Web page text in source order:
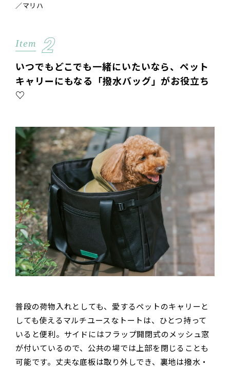
／マリハ
Item 2
いつでもどこでも一緒にいたいなら、ペット
キャリーにもなる「撥水バッグ」がお役立ち
♡
普段の荷物入れとしても、愛するペットのキャリーと
しても使えるマルチユースなトートは、ひとつ持って
いると便利。サイドにはフラップ開閉式のメッシュ窓
が付いているので、公共の場では上部を閉じることも
可能です。丈夫な底板は取り外しでき、裏地は撥水・